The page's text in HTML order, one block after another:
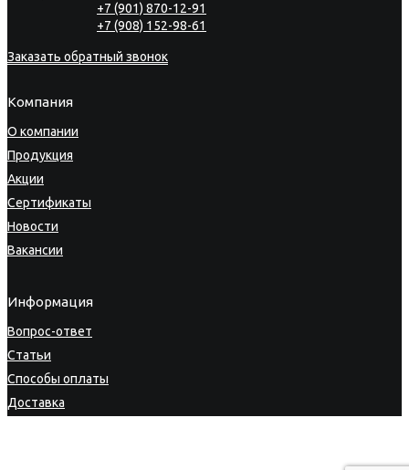
+7 (901) 870-12-91
+7 (908) 152-98-61
Заказать обратный звонок
Компания
О компании
Продукция
Акции
Сертификаты
Новости
Вакансии
Информация
Вопрос-ответ
Статьи
Способы оплаты
Доставка